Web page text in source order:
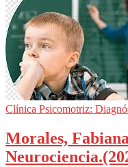
Clínica Psicomotriz:
Morales,